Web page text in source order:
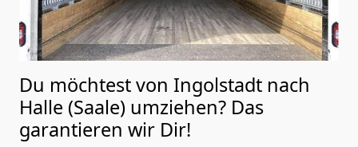
Du möchtest von Ingolstadt nach
Halle (Saale) umziehen? Das
garantieren wir Dir!